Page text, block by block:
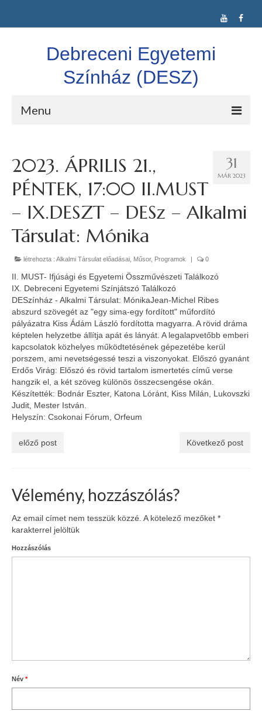
Debreceni Egyetemi
Színház (DESZ)
Menu
Alkalmi Társulat
Színláz Társulat
Confuse-A-Cat Ltd.
Vígkarma
Idegen nyelvű színjátszás
BIKSZ
Fesztiválok
Meghívott előadások
Vendégszerepléseink
Tréningek / Workshopok
DESZ blog
31
MÁR 2023
2023. ÁPRILIS 21.,
PÉNTEK, 17:00 II.MUST
– IX.DESZT – DESz – Alkalmi
Társulat: Mónika
létrehozta : Alkalmi Társulat előadásai Műsor, Programok 0
II. MUST- Ifjúsági és Egyetemi Összművészeti Találkozó
IX. Debreceni Egyetemi Színjátszó Találkozó
DESzínház - Alkalmi Társulat: MónikaJean-Michel Ribes
abszurd szövegét az "egy sima-egy fordított" műfordító
pályázatra Kiss Ádám László fordította magyarra. A rövid dráma
képtelen helyzetbe állítja apát és lányát. A legalapvetőbb emberi
kapcsolatok közhelyes működtetésének gépezetébe kerül
porszem, ami nevetségessé teszi a viszonyokat. Előszó gyanánt
Erdős Virág: Előszó és rövid tartalom ismertetés című verse
hangzik el, a két szöveg különös összecsengése okán.
Készítették: Bodnár Eszter, Katona Lóránt, Kiss Milán, Lukovszki
Judit, Mester István.
Helyszín: Csokonai Fórum, Orfeum
előző post Következő post
Vélemény, hozzászólás?
Az email címet nem tesszük közzé. A kötelező mezőket *
karakterrel jelöltük
Hozzászólás
Név *